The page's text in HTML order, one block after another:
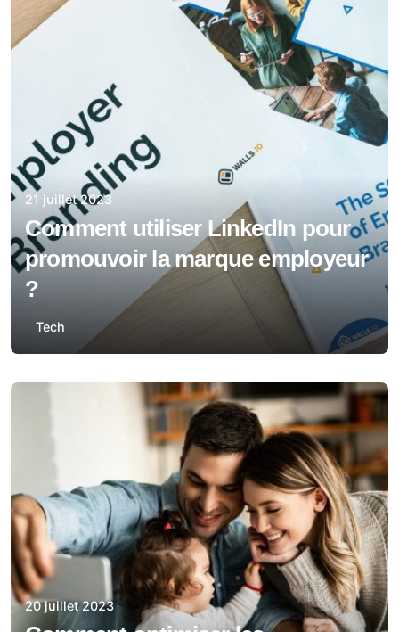
21 juillet 2023
Comment utiliser LinkedIn pour
promouvoir la marque employeur
?
Tech
20 juillet 2023